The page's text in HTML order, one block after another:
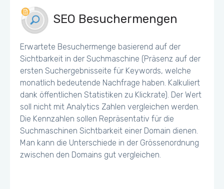
SEO Besuchermengen
Erwartete Besuchermenge basierend auf der
Sichtbarkeit in der Suchmaschine (Präsenz auf der
ersten Suchergebnisseite für Keywords, welche
monatlich bedeutende Nachfrage haben. Kalkuliert
dank öffentlichen Statistiken zu Klickrate). Der Wert
soll nicht mit Analytics Zahlen vergleichen werden.
Die Kennzahlen sollen Repräsentativ für die
Suchmaschinen Sichtbarkeit einer Domain dienen.
Man kann die Unterschiede in der Grössenordnung
zwischen den Domains gut vergleichen.